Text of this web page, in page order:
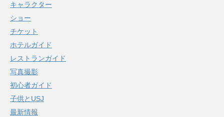
キャラクター
ショー
チケット
ホテルガイド
レストランガイド
写真撮影
初心者ガイド
子供とUSJ
最新情報